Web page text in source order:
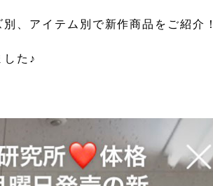
、アイテム別で新作商品をご紹介！
た♪